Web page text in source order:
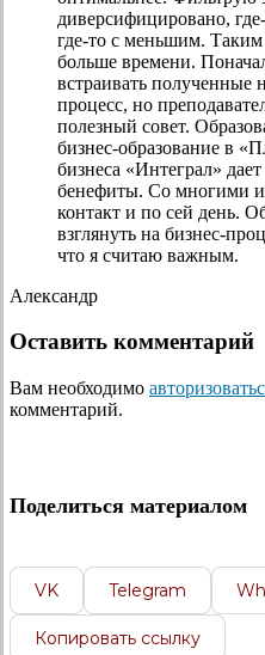
диверсифицировано,
где-то с меньшим.
больше времени.
встраивать полученные
процесс, но
полезный совет.
бизнес-образование в
бизнеса «Интеграл»
бенефиты. Со многими
контакт и по сей день.
взглянуть на бизнес-
что я считаю важным.
Александр
Оставить комментарий
Вам необходимо
комментарий.
Поделиться материалом
VK Telegram
Копировать ссылку